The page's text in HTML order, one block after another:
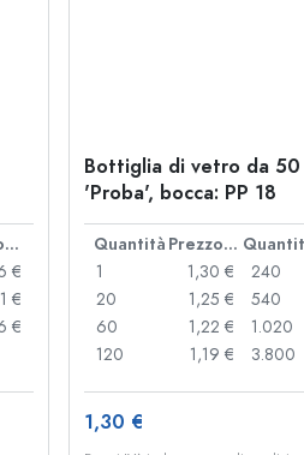
Prezzo cad.
€
€
€
Bottiglia di vetro da 50
'Proba', bocca: PP 18
Quantità Prezzo cad.
1
1,30 €
20
1,25 €
60
1,22 €
120
1,19 €
240
540
1.020
3.800
1,30 €